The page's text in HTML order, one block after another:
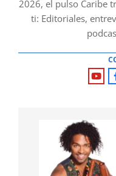
2026, el pulso Caribe
ti: Editoriales,